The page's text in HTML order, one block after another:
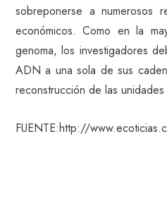
sobreponerse a numerosos
económicos. Como en la
genoma, los investigadores
ADN a una sola de sus
reconstrucción de las
FUENTE:http://